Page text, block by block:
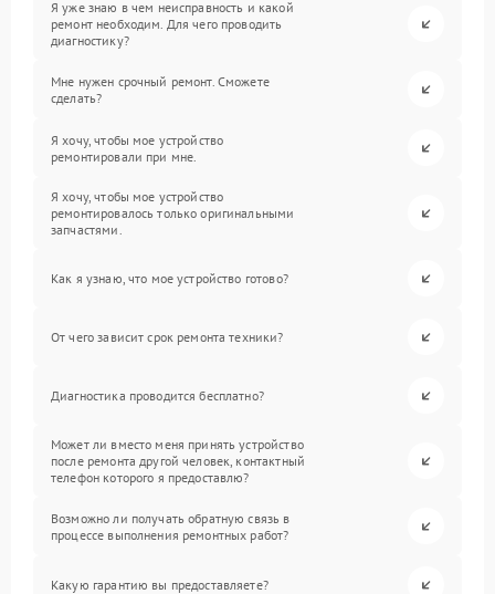
Я уже знаю в чем неисправность и какой
ремонт необходим. Для чего проводить
диагностику?
Мне нужен срочный ремонт. Сможете
сделать?
Я хочу, чтобы мое устройство
ремонтировали при мне.
Я хочу, чтобы мое устройство
ремонтировалось только оригинальными
запчастями.
Как я узнаю, что мое устройство готово?
От чего зависит срок ремонта техники?
Диагностика проводится бесплатно?
Может ли вместо меня принять устройство
после ремонта другой человек, контактный
телефон которого я предоставлю?
Возможно ли получать обратную связь в
процессе выполнения ремонтных работ?
Какую гарантию вы предоставляете?